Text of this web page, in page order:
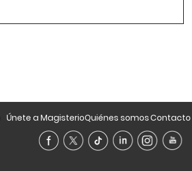
Únete a MagisterioQuiénes somosContacto